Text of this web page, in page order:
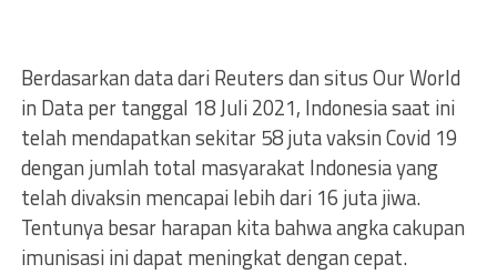
Berdasarkan data dari Reuters dan situs Our World
in Data per tanggal 18 Juli 2021, Indonesia saat ini
telah mendapatkan sekitar 58 juta vaksin Covid 19
dengan jumlah total masyarakat Indonesia yang
telah divaksin mencapai lebih dari 16 juta jiwa.
Tentunya besar harapan kita bahwa angka cakupan
imunisasi ini dapat meningkat dengan cepat.